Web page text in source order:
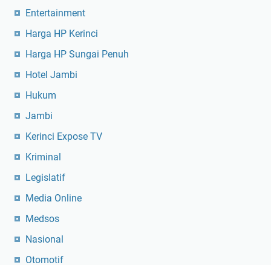
Entertainment
Harga HP Kerinci
Harga HP Sungai Penuh
Hotel Jambi
Hukum
Jambi
Kerinci Expose TV
Kriminal
Legislatif
Media Online
Medsos
Nasional
Otomotif